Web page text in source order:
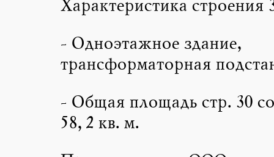
Характеристика строения
- Одноэтажное здание,
трансформаторная
- Общая площадь стр. 30
58,2 кв. м.